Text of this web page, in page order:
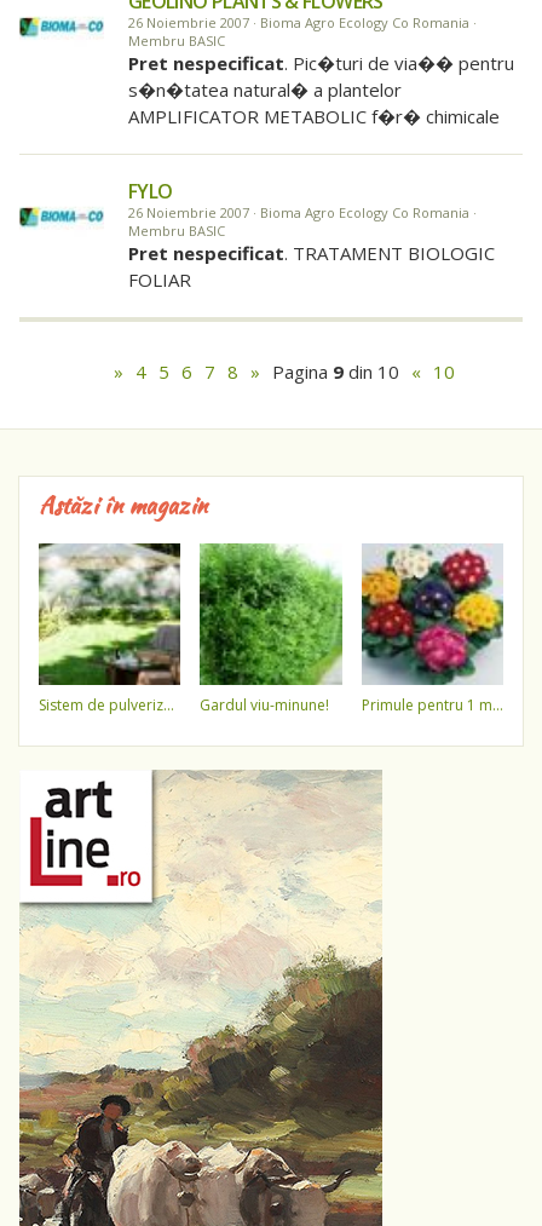
26 Noiembrie 2007 · Bioma Agro Ecology Co Romania ·
Membru BASIC
Pret nespecificat. Pic�turi de via�� pentru
s�n�tatea natural� a plantelor
AMPLIFICATOR METABOLIC f�r� chimicale
FYLO
26 Noiembrie 2007 · Bioma Agro Ecology Co Romania ·
Membru BASIC
Pret nespecificat. TRATAMENT BIOLOGIC
FOLIAR
» 4 5 6 7 8 » Pagina 9din 10 « 10
Astăzi în magazin
sistem de pulverizare a apei gardul viu-minune! primule pentru 1 martie 3,5 lei / ghiveci !!!!